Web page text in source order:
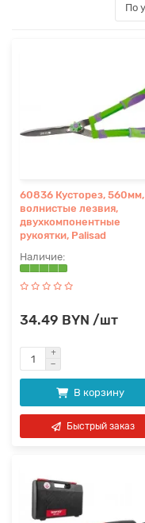
60836 Кусторез, 560мм,
волнистые лезвия,
двухкомпонентные
рукоятки, Palisad
34.49 BYN /шт
В корзину
Быстрый заказ